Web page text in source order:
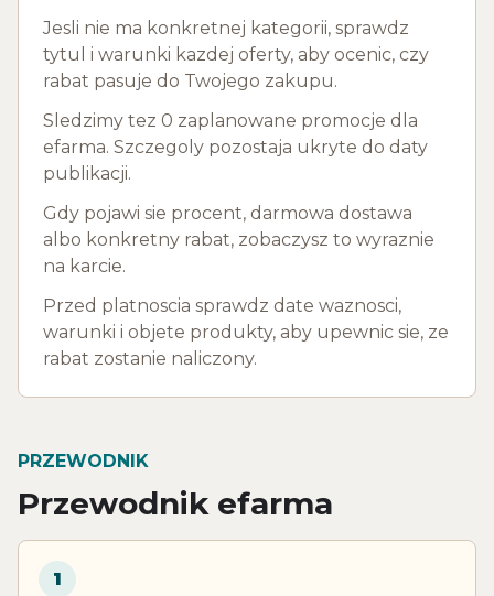
Jesli nie ma konkretnej kategorii, sprawdz
tytul i warunki kazdej oferty, aby ocenic, czy
rabat pasuje do Twojego zakupu.
Sledzimy tez 0 zaplanowane promocje dla
efarma. Szczegoly pozostaja ukryte do daty
publikacji.
Gdy pojawi sie procent, darmowa dostawa
albo konkretny rabat, zobaczysz to wyraznie
na karcie.
Przed platnoscia sprawdz date waznosci,
warunki i objete produkty, aby upewnic sie, ze
rabat zostanie naliczony.
PRZEWODNIK
Przewodnik efarma
1